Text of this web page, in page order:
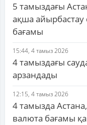
5 тамыздағы
ақша
бағамы
15:44, 4 тамыз 2026
4 тамыздағы
арзандады
12:15, 4 тамыз 2026
4 тамызда
валюта бағамы